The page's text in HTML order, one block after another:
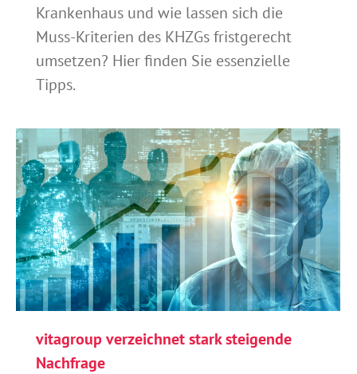
Krankenhaus und wie lassen sich die
Muss-Kriterien des KHZGs fristgerecht
umsetzen? Hier finden Sie essenzielle
Tipps.
vitagroup verzeichnet stark steigende
Nachfrage